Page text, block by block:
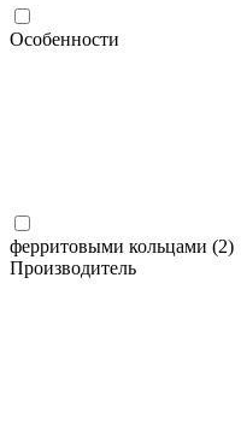
Особенности
ферритовыми кольцами (2)
Производитель